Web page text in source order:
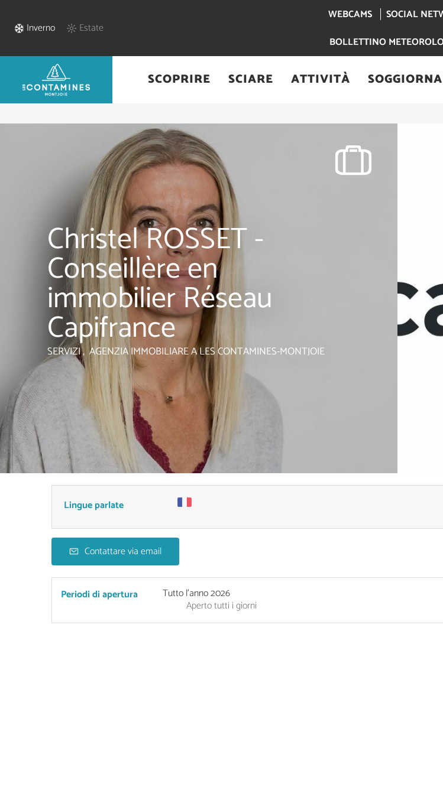
Inverno Estate
WEBCAMS
SOCIAL
BOLLETTINO
SCOPRIRE SCIARE ATTIVITÀ
Home/Pratica
Christel ROSSET -
Conseillère en
immobilier Réseau
Capifrance
SERVIZI , AGENZIA IMMOBILIAREA LES CONTAMINES-MONTJOIE
Lingue parlate
Contattare via email
Periodi di apertura Tutto l'anno 2026
Apertotutti i giorni